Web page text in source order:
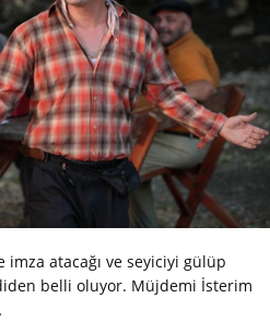
atacağı ve seyiciyi gülüp
belli oluyor. Müjdemi İsterim